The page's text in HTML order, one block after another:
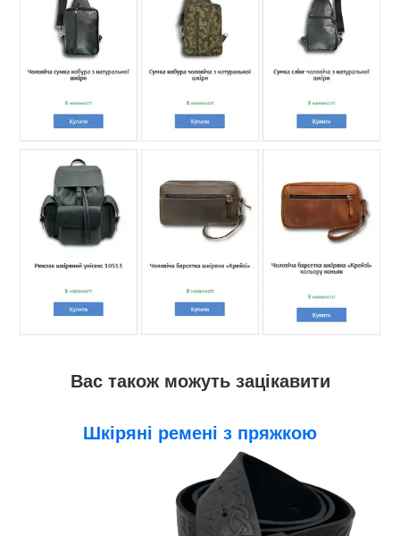
Вас також можуть зацікавити
Шкіряні ремені з пряжкою